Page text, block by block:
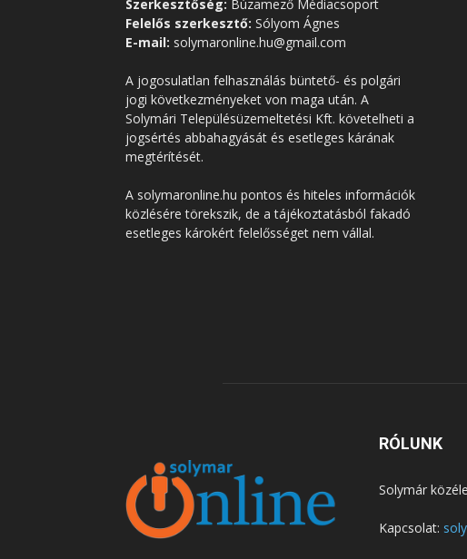
Szerkesztőség: Búzamező Médiacsoport
Felelős szerkesztő: Sólyom Ágnes
E-mail: solymaronline.hu@gmail.com
A jogosulatlan felhasználás büntető- és polgári
jogi következményeket von maga után. A
Solymári Településüzemeltetési Kft. követelheti a
jogsértés abbahagyását és esetleges kárának
megtérítését.
A solymaronline.hu pontos és hiteles információk
közlésére törekszik, de a tájékoztatásból fakadó
esetleges károkért felelősséget nem vállal.
RÓLUNK
Solymár
Kapcsolat: